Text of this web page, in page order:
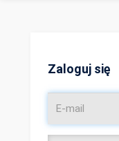
Zaloguj się